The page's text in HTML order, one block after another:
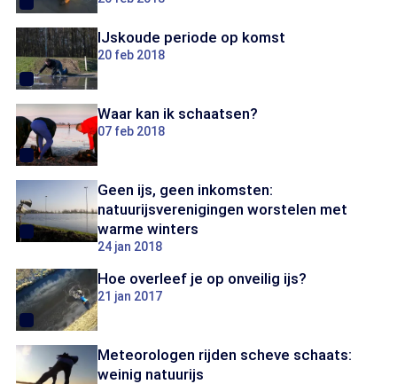
IJskoude periode op komst
20 feb 2018
Waar kan ik schaatsen?
07 feb 2018
Geen ijs, geen inkomsten:
natuurijsverenigingen worstelen met
warme winters
24 jan 2018
Hoe overleef je op onveilig ijs?
21 jan 2017
Meteorologen rijden scheve schaats:
weinig natuurijs